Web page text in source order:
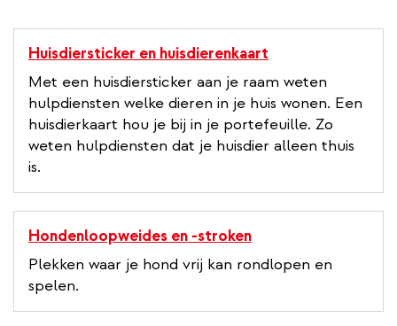
Huisdiersticker en huisdierenkaart
Met een huisdiersticker aan je raam weten
hulpdiensten welke dieren in je huis wonen. Een
huisdierkaart hou je bij in je portefeuille. Zo
weten hulpdiensten dat je huisdier alleen thuis
is.
Hondenloopweides en -stroken
Plekken waar je hond vrij kan rondlopen en
spelen.